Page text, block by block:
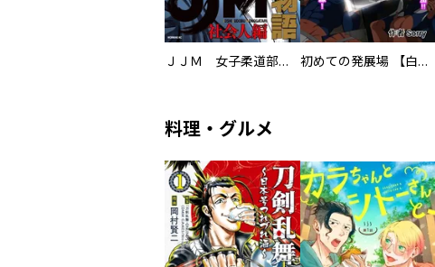
ＪＪＭ 女子柔道部物語 社会人編 初めての発展場 【白抜き修正版】
料理・グルメ